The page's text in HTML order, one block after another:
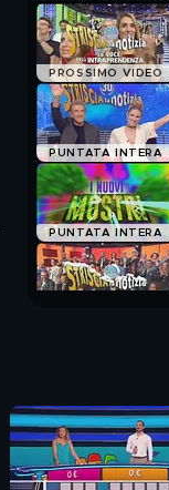
PROSSIMO VIDEO
PUNTATA INTERA
PUNTATA INTERA